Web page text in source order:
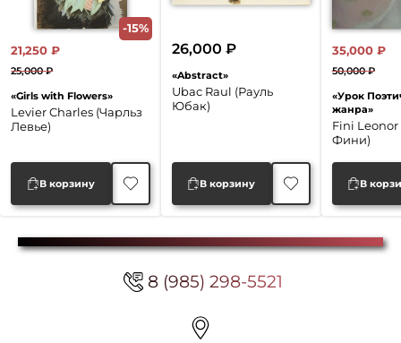
-15%
«Girls with Flowers»
Levier Charles (Чарльз
Левье)
25,000₽
Первоначальная
цена
составляла
21,250₽
Текущая
цена:
21,250 ₽.
В корзину
«Abstract»
Ubac Raul (Рауль
Юбак)
26,000 ₽
В корзину
«Урок
жанра»
Fini
Фини)
50,000₽
цена
35,000 ₽
цена:
В
8 (985) 298-5521